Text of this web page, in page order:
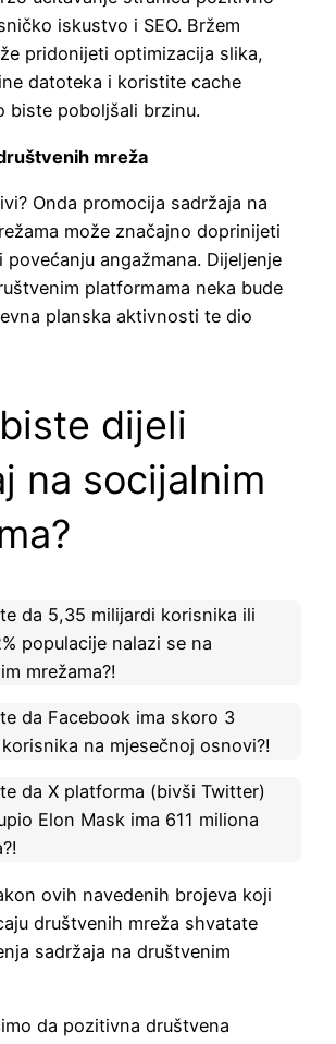
iskustvo i SEO. Bržem
pridonijeti optimizacija slika,
datoteka i koristite cache
biste poboljšali brzinu.
mreža
Onda promocija sadržaja na
može značajno doprinijeti
povećanju angažmana. Dijeljenje
platformama neka bude
planska aktivnosti te dio
dijeli
na socijalnim
da 5,35 milijardi korisnika ili
populacije nalazi se na
mrežama?!
da Facebook ima skoro 3
na mjesečnoj osnovi?!
da X platforma (bivši Twitter)
Elon Mask ima 611 miliona
ovih navedenih brojeva koji
društvenih mreža shvatate
sadržaja na društvenim
da pozitivna društvena